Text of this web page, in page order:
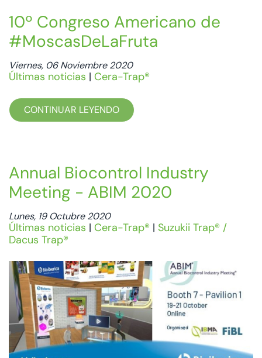
10º Congreso Americano de
#MoscasDeLaFruta
Viernes, 06 Noviembre 2020
Últimas noticias | Cera-Trap®
CONTINUAR LEYENDO
Annual Biocontrol Industry
Meeting - ABIM 2020
Lunes, 19 Octubre 2020
Últimas noticias | Cera-Trap® | Suzukii Trap® /
Dacus Trap®